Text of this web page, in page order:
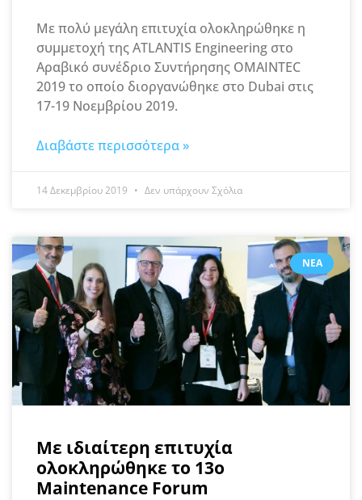
Με πολύ μεγάλη επιτυχία ολοκληρώθηκε η
συμμετοχή της ATLANTIS Engineering στο
Αραβικό συνέδριο Συντήρησης OMAINTEC
2019 το οποίο διοργανώθηκε στο Dubai στις
17-19 Νοεμβρίου 2019.
Διαβάστε περισσότερα »
14 Δεκεμβρίου 2019 Δεν υπάρχουν Σχόλια
ΝΈΑ
Mε ιδιαίτερη επιτυχία
ολοκληρώθηκε το 13ο
Maintenance Forum